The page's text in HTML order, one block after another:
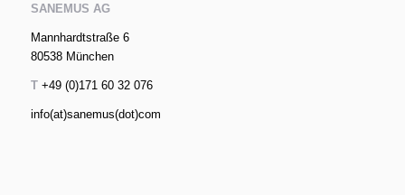
SANEMUS AG
Mannhardtstraße 6
80538 München
T+49 (0)171 60 32 076
info(at)sanemus(dot)com